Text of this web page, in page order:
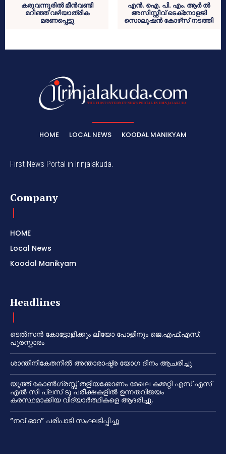
കരുവന്നൂരില്‍ മീന്‍വണ്ടി
മറിഞ്ഞ് വഴിയാത്രിക
മരണപ്പെട്ടു
എന്‍. ഐ. പി. എം. ആര്‍ ല്‍
അസിസ്റ്റീവ് ടെക്‌നോളജി
സൊലൂഷന്‍ കോഴ്‌സ് നടത്തി
HOME LOCAL NEWS KOODAL MANIKYAM
First News Portal in Irinjalakuda.
Company
HOME
Local News
Koodal Manikyam
Headlines
ടെൽസൻ കോട്ടോളിക്കും ലിയോ പോളിനും ജെ.എഫ്.എസ്.
പുരസ്കാരം
ശാന്തിനികേതനിൽ അന്താരാഷ്ട്ര യോഗ ദിനം ആചരിച്ചു
യൂത്ത് കോൺഗ്രസ്സ് തളിയക്കോണം മേഖല കമ്മറ്റി എസ് എസ്
എൽ സി പ്ലസ് ടു പരീക്ഷകളിൽ ഉന്നതവിജയം
കരസ്ഥമാക്കിയ വിദ്യാർത്ഥികളെ ആദരിച്ചു.
“നവ് ഓറ” പരിപാടി സംഘടിപ്പിച്ചു